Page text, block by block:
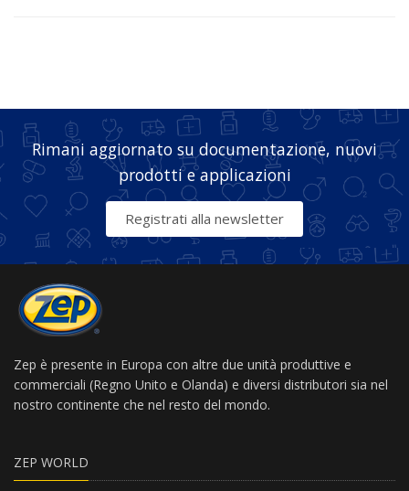
Rimani aggiornato su documentazione, nuovi
prodotti e applicazioni
Registrati alla newsletter
Zep è presente in Europa con altre due unità produttive e
commerciali (Regno Unito e Olanda) e diversi distributori sia nel
nostro continente che nel resto del mondo.
ZEP WORLD